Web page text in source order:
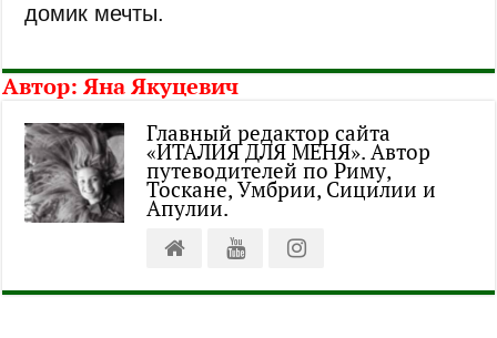
домик мечты.
Автор:Яна Якуцевич
Главный редактор сайта
«ИТАЛИЯ ДЛЯ МЕНЯ». Автор
путеводителей по Риму,
Тоскане, Умбрии, Сицилии и
Апулии.